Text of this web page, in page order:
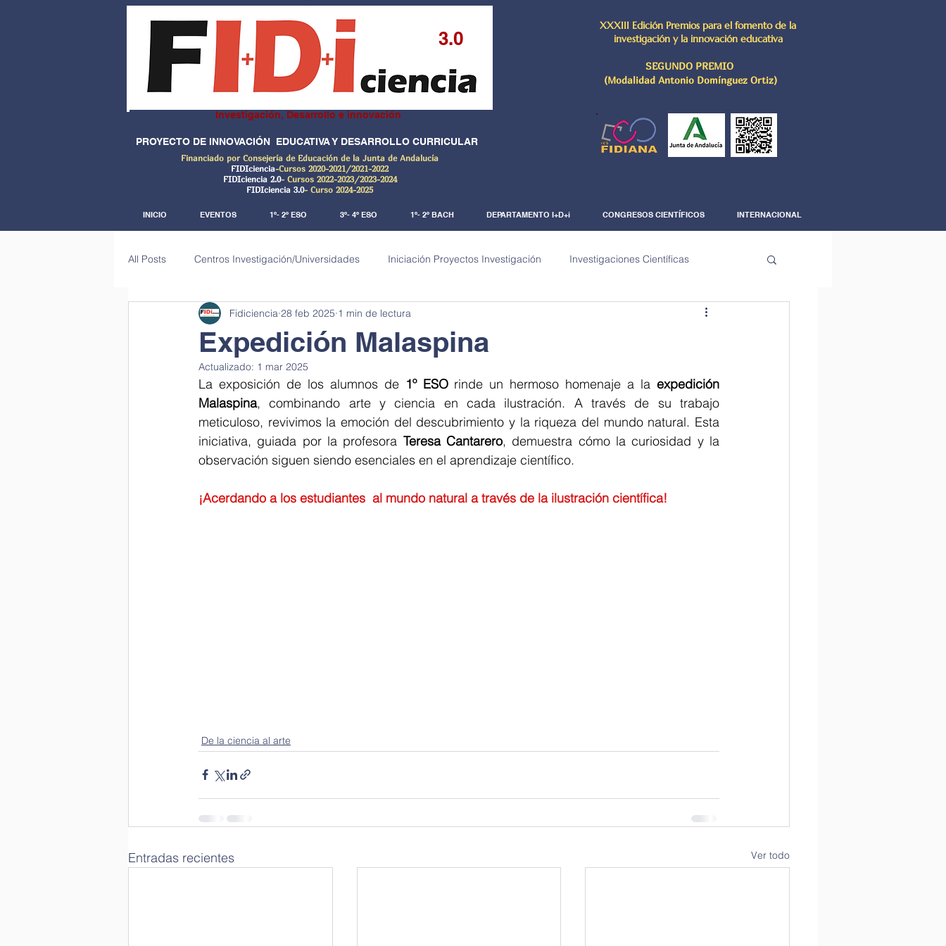
3.0
Investigación, Desarrollo e innovación
PROYECTO DE INNOVACIÓN EDUCATIVA Y DESARROLLO CURRICULAR
Financiado por Consejería de Educación de la Junta de Andalucía
FIDIciencia-Cursos 2020-2021/2021-2022
FIDIciencia 2.0- Cursos 2022-2023/2023-2024
FIDIciencia 3.0- Curso 2024-2025
XXXIII Edición Premios para el fomento de la
investigación y la innovación educativa
SEGUNDO PREMIO
(Modalidad Antonio Domínguez Ortiz)
INICIO EVENTOS 1º- 2º ESO 3º- 4º ESO 1º- 2º BACH DEPARTAMENTO I+D+i CONGRESOS CIENTÍFICOS INTERNACIONAL
All Posts Centros Investigación/Universidades Iniciación Proyectos Investigación Investigaciones Científicas
Investigaciones de campo (Big data) Investigaciones Documentales The Science Corner
Laboratorio en clase Ciencia sostenible
Cantamos a la salud Ciencia en la cocina Stop motion Le coins des sciences Cuéntame la ciencia
Expedición Malaspina
Fidiciencia 28 feb 2025 1 min de lectura
Actualizado: 1 mar 2025
La exposición de los alumnos de 1º ESO rinde un hermoso homenaje a la expedición
Malaspina, combinando arte y ciencia en cada ilustración. A través de su trabajo
meticuloso, revivimos la emoción del descubrimiento y la riqueza del mundo natural. Esta
iniciativa, guiada por la profesora Teresa Cantarero, demuestra cómo la curiosidad y la
observación siguen siendo esenciales en el aprendizaje científico.
¡Acerdando a los estudiantes  al mundo natural a través de la ilustración científica!
De la ciencia al arte
Entradas recientes Ver todo